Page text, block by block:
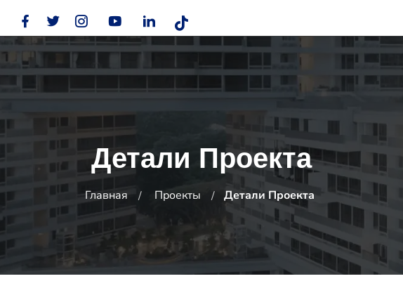
Детали Проекта
Главная Проекты Детали Проекта